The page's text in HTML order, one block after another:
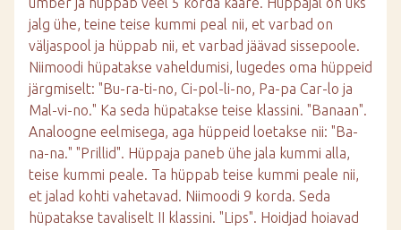
jalg ühe, teine teise kummi peal nii, et varbad on
väljaspool ja hüppab nii, et varbad jäävad sissepoole.
Niimoodi hüpatakse vaheldumisi, lugedes oma hüppeid
järgmiselt: "Bu-ra-ti-no, Ci-pol-li-no, Pa-pa Car-lo ja
Mal-vi-no." Ka seda hüpatakse teise klassini. "Banaan".
Analoogne eelmisega, aga hüppeid loetakse nii: "Ba-
na-na." "Prillid". Hüppaja paneb ühe jala kummi alla,
teise kummi peale. Ta hüppab teise kummi peale nii,
et jalad kohti vahetavad. Niimoodi 9 korda. Seda
hüpatakse tavaliselt II klassini. "Lips". Hoidjad hoiavad